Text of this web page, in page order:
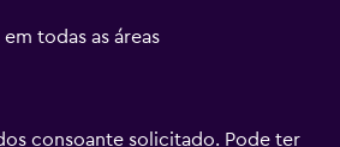
todas as áreas
consoante solicitado. Pode ter